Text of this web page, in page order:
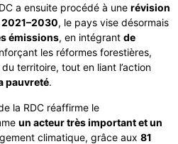
a ensuite procédé à une révision
, le pays vise désormais
émissions, en intégrant de
les réformes forestières,
territoire, tout en liant l’action
pauvreté.
la RDC réaffirme le
un acteur très important et un
climatique, grâce aux 81